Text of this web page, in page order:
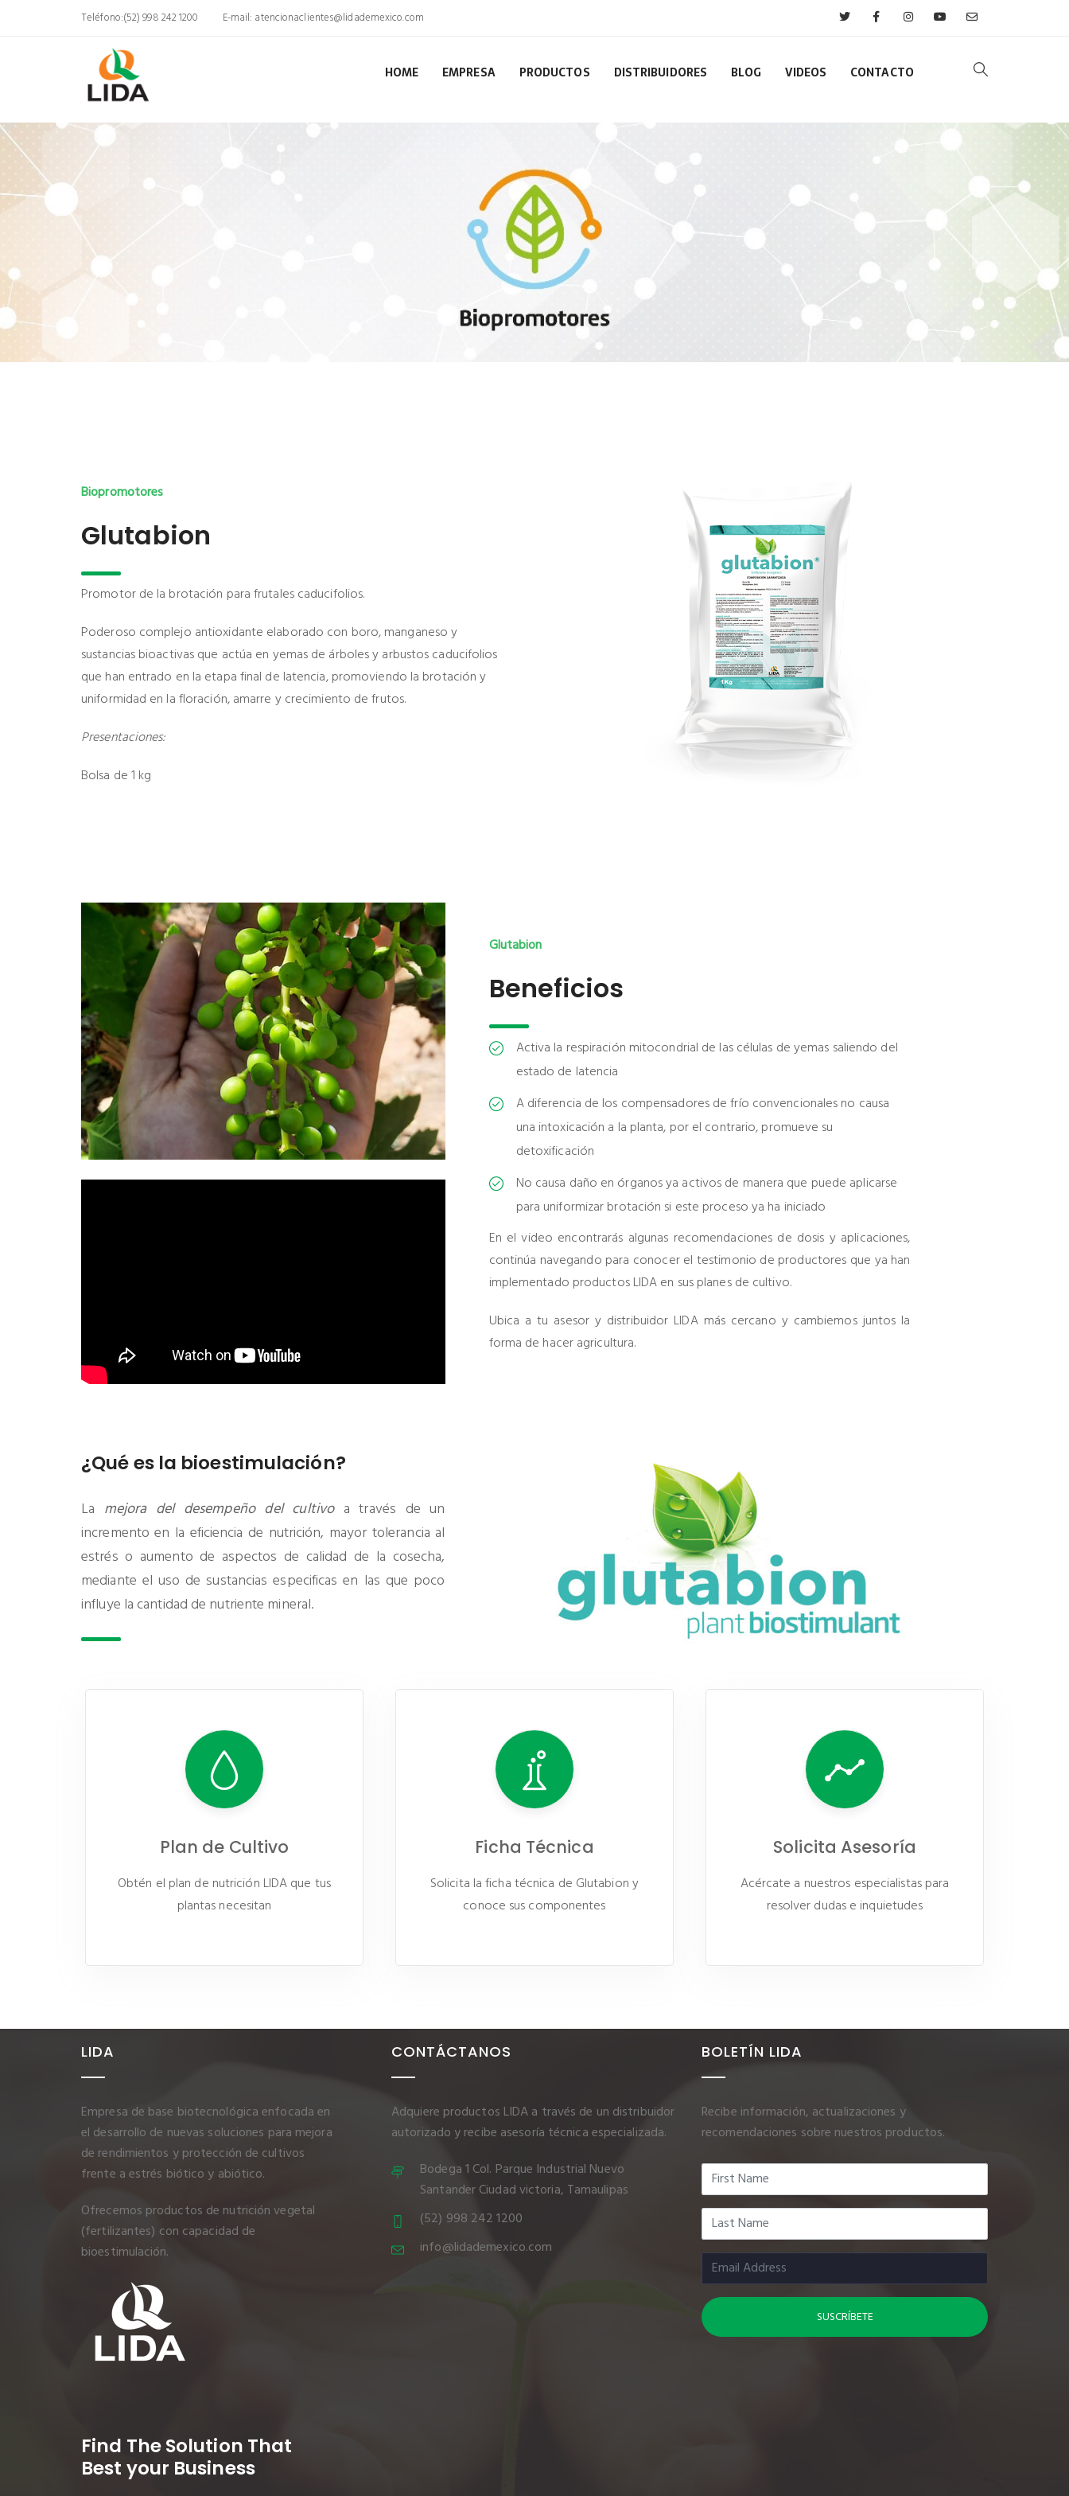
Teléfono:(52) 998 242 1200 E-mail: atencionaclientes@lidademexico.com
HOME EMPRESA PRODUCTOS DISTRIBUIDORES BLOG VIDEOS CONTACTO
Biopromotores
Glutabion
Promotor de la brotación para frutales caducifolios.
Poderoso complejo antioxidante elaborado con boro, manganeso y
sustancias bioactivas que actúa en yemas de árboles y arbustos caducifolios
que han entrado en la etapa final de latencia, promoviendo la brotación y
uniformidad en la floración, amarre y crecimiento de frutos.
Presentaciones:
Bolsa de 1 kg
Glutabion
Beneficios
Activa la respiración mitocondrial de las células de yemas saliendo del
estado de latencia
A diferencia de los compensadores de frío convencionales no causa
una intoxicación a la planta, por el contrario, promueve su
detoxificación
No causa daño en órganos ya activos de manera que puede aplicarse
para uniformizar brotación si este proceso ya ha iniciado
En el video encontrarás algunas recomendaciones de dosis y aplicaciones,
continúa navegando para conocer el testimonio de productores que ya han
implementado productos LIDA en sus planes de cultivo.
Ubica a tu asesor y distribuidor LIDA más cercano y cambiemos juntos la
forma de hacer agricultura.
¿Qué es la bioestimulación?
La mejora del desempeño del cultivoa través de un
incremento en la eficiencia de nutrición, mayor tolerancia al
estrés o aumento de aspectos de calidad de la cosecha,
mediante el uso de sustancias especificas en las que poco
influye la cantidad de nutriente mineral.
Plan de Cultivo
Obtén el plan de nutrición LIDA que tus
plantas necesitan
Ficha Técnica
Solicita la ficha técnica de Glutabion y
conoce sus componentes
Solicita Asesoría
Acércate a nuestros especialistas para
resolver dudas e inquietudes
LIDA
Empresa de base biotecnológica enfocada en
el desarrollo de nuevas soluciones para mejora
de rendimientos y protección de cultivos
frente a estrés biótico y abiótico.
Ofrecemos productos de nutrición vegetal
(fertilizantes) con capacidad de
bioestimulación.
Find The Solution That
Best your Business
CONTÁCTANOS
Adquiere productos LIDA a través de un distribuidor
autorizado y recibe asesoría técnica especializada.
Bodega 1 Col. Parque Industrial Nuevo
Santander Ciudad victoria, Tamaulipas
(52) 998 242 1200
info@lidademexico.com
BOLETÍN LIDA
Recibe información, actualizaciones y
recomendaciones sobre nuestros productos.